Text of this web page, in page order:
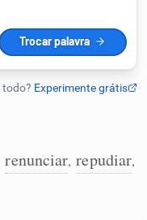
renunciar, repudiar,